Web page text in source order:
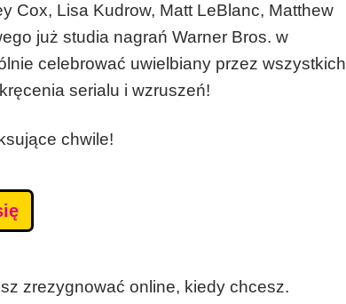
Cox, Lisa Kudrow, Matt LeBlanc, Matthew
już studia nagrań Warner Bros. w
celebrować uwielbiany przez wszystkich
serialu i wzruszeń!
chwile!
zrezygnować online, kiedy chcesz.